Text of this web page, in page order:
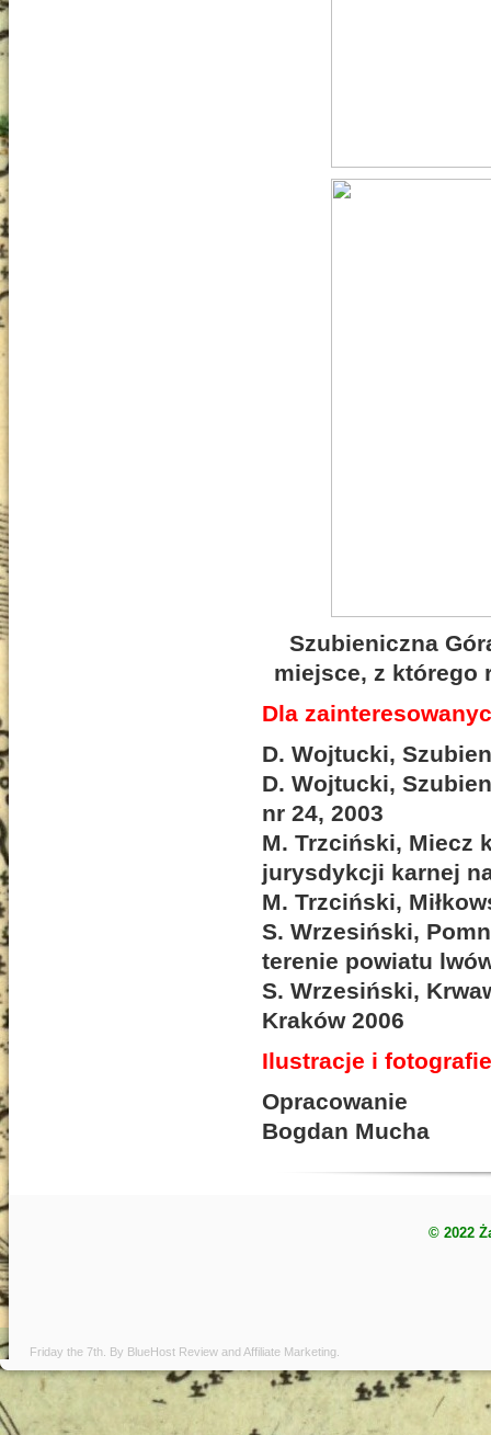
Szubieniczna
miejsce, z którego
Dla
D. Wojtucki,
D. Wojtucki,
nr 24, 2003
M. Trzciński, Miecz
jurysdykcji karnej
M. Trzciński,
S. Wrzesiński,
terenie powiatu
S. Wrzesiński,
Kraków 2006
Ilustracje i
Opracowanie
Bogdan Mucha
© 2022
Friday the 7th. By BlueHost Review andAffiliate Marketing